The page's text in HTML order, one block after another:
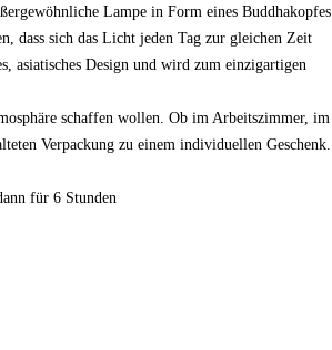
Lampe in Form eines Buddhakopfes
dass sich das Licht jeden Tag zur gleichen Zeit
asiatisches Design und wird zum einzigartigen
schaffen wollen. Ob im Arbeitszimmer, im
Verpackung zu einem individuellen Geschenk.
für 6 Stunden